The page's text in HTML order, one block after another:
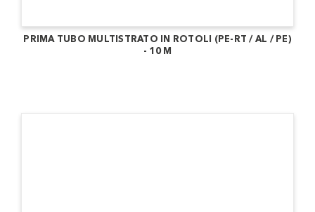
PRIMA TUBO MULTISTRATO IN ROTOLI (PE-RT / AL / PE)
- 10 M